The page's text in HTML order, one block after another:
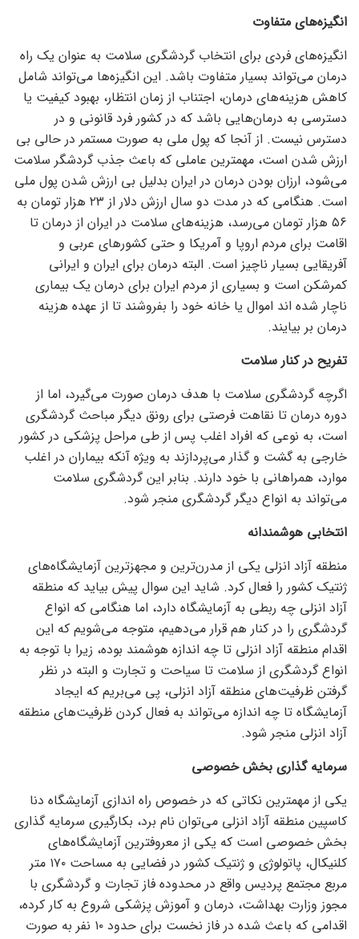
انگیزه‌های متفاوت
انگیزه‌های فردی برای انتخاب گردشگری سلامت به عنوان یک راه
درمان می‌تواند بسیار متفاوت باشد. این انگیزه‌ها می‌تواند شامل
کاهش هزینه‌های درمان، اجتناب از زمان انتظار، بهبود کیفیت یا
دسترسی به درمان‌هایی باشد که در کشور فرد قانونی و در
دسترس نیست. از آنجا که پول ملی به صورت مستمر در حالی بی
ارزش شدن است، مهمترین عاملی که باعث جذب گردشگر سلامت
می‌شود، ارزان بودن درمان در ایران بدلیل بی ارزش شدن پول ملی
است. هنگامی که در مدت دو سال ارزش دلار از ۲۳ هزار تومان به
۵۶ هزار تومان می‌رسد، هزینه‌های سلامت در ایران از درمان تا
اقامت برای مردم اروپا و آمریکا و حتی کشور‌های عربی و
آفریقایی بسیار ناچیز است. البته درمان برای ایران و ایرانی
کمرشکن است و بسیاری از مردم ایران برای درمان یک بیماری
ناچار شده اند اموال یا خانه خود را بفروشند تا از عهده هزینه
درمان بر بیایند.
تفریح در کنار سلامت
اگرچه گردشگری سلامت با هدف درمان صورت می‌گیرد، اما از
دوره درمان تا نقاهت فرصتی برای رونق دیگر مباحث گردشگری
است، به نوعی که افراد اغلب پس از طی مراحل پزشکی در کشور
خارجی به گشت و گذار می‌پردازند به ویژه آنکه بیماران در اغلب
موارد، همراهانی با خود دارند. بنابر این گردشگری سلامت
می‌تواند به انواع دیگر گردشگری منجر شود.
انتخابی هوشمندانه
منطقه آزاد انزلی یکی از مدرن‌ترین و مجهزترین آزمایشگاه‌های
ژنتیک کشور را فعال کرد. شاید این سوال پیش بیاید که منطقه
آزاد انزلی چه ربطی به آزمایشگاه دارد، اما هنگامی که انواع
گردشگری را در کنار هم قرار می‌دهیم، متوجه می‌شویم که این
اقدام منطقه آزاد انزلی تا چه اندازه هوشمند بوده، زیرا با توجه به
انواع گردشگری از سلامت تا سیاحت و تجارت و البته در نظر
گرفتن ظرفیت‌های منطقه آزاد انزلی، پی می‌بریم که ایجاد
آزمایشگاه تا چه اندازه می‌تواند به فعال کردن ظرفیت‌های منطقه
آزاد انزلی منجر شود.
سرمایه گذاری بخش خصوصی
یکی از مهمترین نکاتی که در خصوص راه اندازی آزمایشگاه دنا
کاسپین منطقه آزاد انزلی می‌توان نام برد، بکارگیری سرمایه گذاری
بخش خصوصی است که یکی از معروفترین آزمایشگاه‌های
کلنیکال، پاتولوژی و ژنتیک کشور در فضایی به مساحت ۱۷۰ متر
مربع مجتمع پردیس واقع در محدوده فاز تجارت و گردشگری با
مجوز وزارت بهداشت، درمان و آموزش پزشکی شروع به کار کرده،
اقدامی که باعث شده در فاز نخست برای حدود ۱۰ نفر به صورت